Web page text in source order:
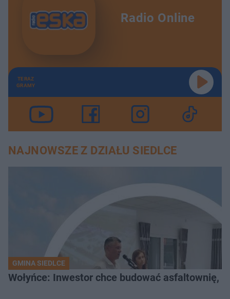
Radio Online
TERAZ
GRAMY
NAJNOWSZE Z DZIAŁU SIEDLCE
GMINA SIEDLCE
Wołyńce: Inwestor chce budować asfaltownię,